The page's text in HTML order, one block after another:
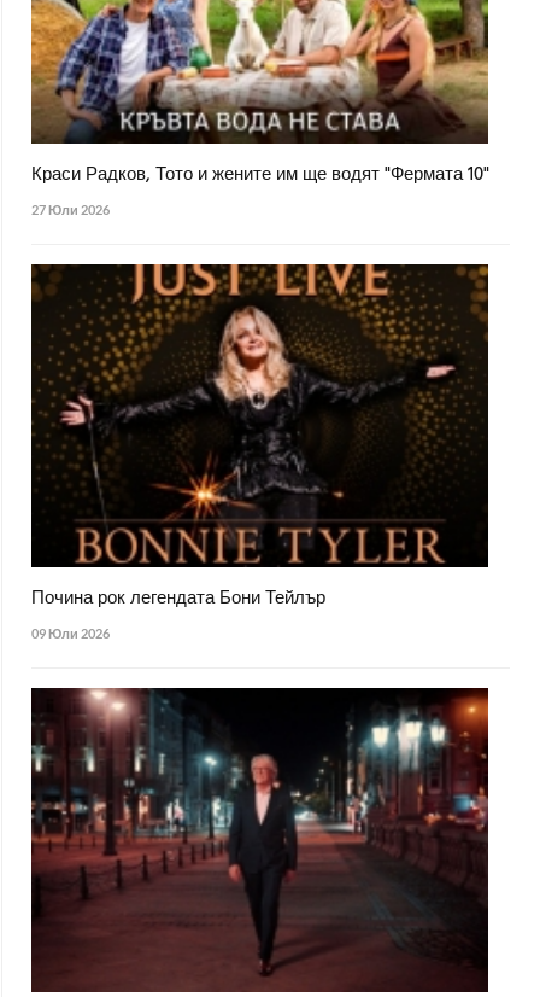
Краси Радков, Тото и жените им ще водят "Фермата 10"
27 Юли 2026
Почина рок легендата Бони Тейлър
09 Юли 2026